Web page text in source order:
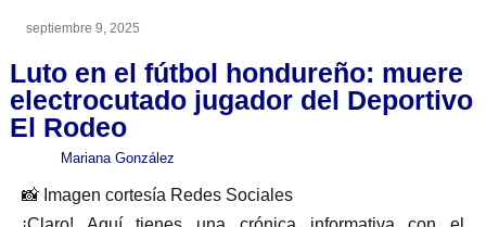
septiembre 9, 2025
Luto en el fútbol hondureño: muere
electrocutado jugador del Deportivo
El Rodeo
Mariana González
📸 Imagen cortesía Redes Sociales